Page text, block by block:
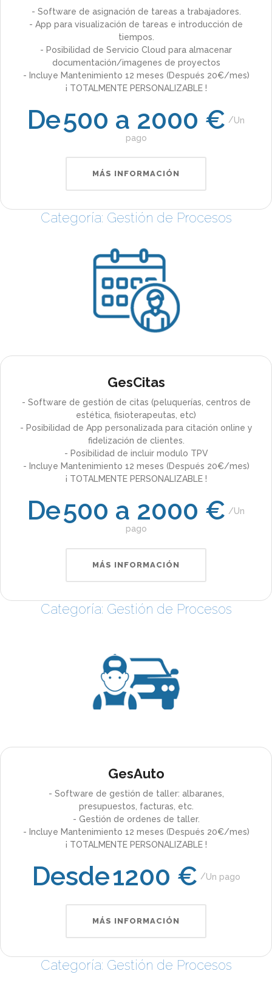
- Software de asignación de tareas a trabajadores.
- App para visualización de tareas e introducción de
tiempos.
- Posibilidad de Servicio Cloud para almacenar
documentación/imagenes de proyectos
- Incluye Mantenimiento 12 meses (Después 20€/mes)
¡ TOTALMENTE PERSONALIZABLE !
De500 a 2000 €
Un
pago
MÁS INFORMACIÓN
Categoría: Gestión de Procesos
GesCitas
- Software de gestión de citas (peluquerías, centros de
estética, fisioterapeutas, etc)
- Posibilidad de App personalizada para citación online y
fidelización de clientes.
- Posibilidad de incluir modulo TPV
- Incluye Mantenimiento 12 meses (Después 20€/mes)
¡ TOTALMENTE PERSONALIZABLE !
De500 a 2000 €
Un
pago
MÁS INFORMACIÓN
Categoría: Gestión de Procesos
GesAuto
- Software de gestión de taller: albaranes,
presupuestos, facturas, etc.
- Gestión de ordenes de taller.
- Incluye Mantenimiento 12 meses (Después 20€/mes)
¡ TOTALMENTE PERSONALIZABLE !
Desde1200 € Un pago
MÁS INFORMACIÓN
Categoría: Gestión de Procesos